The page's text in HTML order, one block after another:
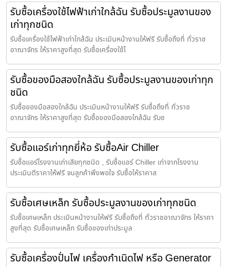
รับซื้อเครื่องใช้ไฟฟ้าเก่าใกล้ฉัน รับซื้อประมูลงานของ
เก่าทุกชนิด
รับซื้อเครื่องใช้ไฟฟ้าเก่าใกล้ฉัน ประเมินหน้างานให้ฟรี รับซื้อถึงที่ ทั่วราช
อาณาจักร ให้ราคาสูงที่สุด รับซื้อเครื่องใช้ไ
รับซื้อของมือสองใกล้ฉัน รับซื้อประมูลงานของเก่าทุก
ชนิด
รับซื้อของมือสองใกล้ฉัน ประเมินหน้างานให้ฟรี รับซื้อถึงที่ ทั่วราช
อาณาจักร ให้ราคาสูงที่สุด รับซื้อของมือสองใกล้ฉัน รับซ
รับซื้อแอร์เก่าทุกยี่ห้อ รับซื้อAir Chiller
รับซื้อแอร์โรงงานเก่าเสียทุกชนิด , รับซื้อแอร์ Chiller เก่าจากโรงงาน
ประเมินตีราคาให้ฟรี จนลูกค้าพึงพอใจ รับซื้อให้ราคาส
รับซื้อเศษเหล็ก รับซื้อประมูลงานของเก่าทุกชนิด
รับซื้อเศษเหล็ก ประเมินหน้างานให้ฟรี รับซื้อถึงที่ ทั่วราชอาณาจักร ให้ราคา
สูงที่สุด รับซื้อเศษเหล็ก รับซื้อของเก่าประมูล
รับซื้อเครื่องปั่นไฟ เครื่องกำเนิดไฟ หรือ Generator